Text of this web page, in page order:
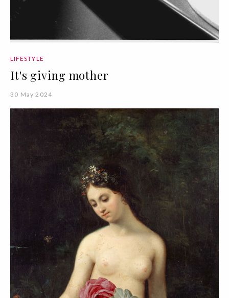
LIFESTYLE
It's giving mother
30 May 2024